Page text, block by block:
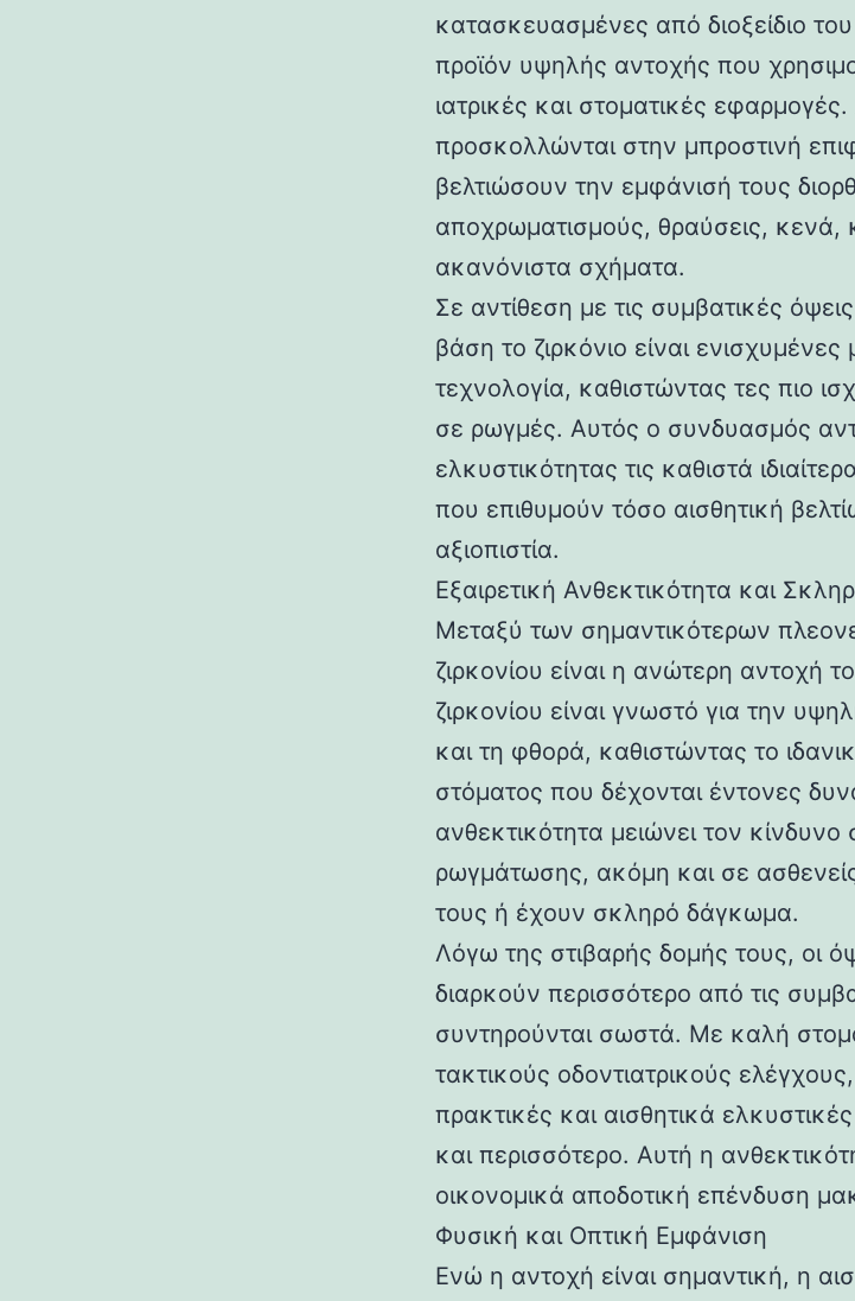
κατασκευασμένες από διοξείδιο
προϊόν υψηλής αντοχής που
ιατρικές και στοματικές
προσκολλώνται στην μπροστινή
βελτιώσουν την εμφάνισή τους
αποχρωματισμούς, θραύσεις, κενά,
ακανόνιστα σχήματα.
Σε αντίθεση με τις συμβατικές
βάση το ζιρκόνιο είναι
τεχνολογία, καθιστώντας τες πιο
σε ρωγμές. Αυτός ο συνδυασμός
ελκυστικότητας τις καθιστά
που επιθυμούν τόσο αισθητική
αξιοπιστία.
Εξαιρετική Ανθεκτικότητα και
Μεταξύ των σημαντικότερων
ζιρκονίου είναι η ανώτερη αντοχή
ζιρκονίου είναι γνωστό για την
και τη φθορά, καθιστώντας το
στόματος που δέχονται έντονες
ανθεκτικότητα μειώνει τον
ρωγμάτωσης, ακόμη και σε
τους ή έχουν σκληρό δάγκωμα.
Λόγω της στιβαρής δομής τους, οι
διαρκούν περισσότερο από τις
συντηρούνται σωστά. Με καλή
τακτικούς οδοντιατρικούς
πρακτικές και αισθητικά
και περισσότερο. Αυτή η
οικονομικά αποδοτική επένδυση
Φυσική και Οπτική Εμφάνιση
Ενώ η αντοχή είναι σημαντική, η